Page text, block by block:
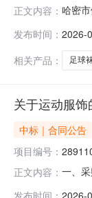
正文内容： 哈密
额（
发布时间： 2026-
相关产品：
足球
关于运动服
中标｜合同公告
项目编号：
正文内容： 一、
发布时间： 2026-